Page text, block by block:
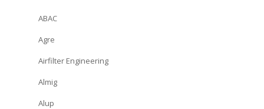
ABAC
Agre
Airfilter Engineering
Almig
Alup